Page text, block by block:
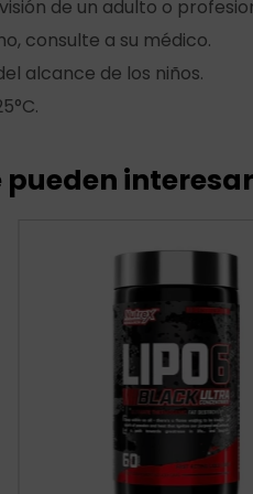
de un adulto o
consulte a su médico.
alcance de los niños.
pueden interesar